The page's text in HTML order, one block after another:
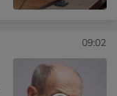
09:02